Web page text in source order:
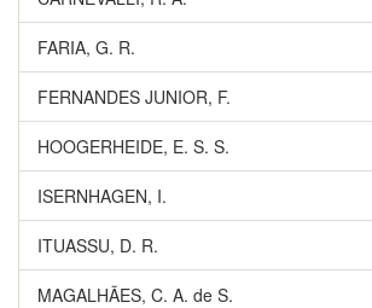
FARIA, G. R.
FERNANDES JUNIOR, F.
HOOGERHEIDE, E. S. S.
ISERNHAGEN, I.
ITUASSU, D. R.
MAGALHÃES, C. A. de S.